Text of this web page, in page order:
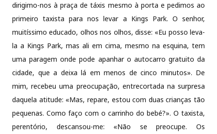
dirigimo-nos à praça de táxis mesmo à porta e pedimos ao
primeiro taxista para nos levar a Kings Park. O senhor,
muitíssimo educado, olhos nos olhos, disse: «Eu posso leva-
la a Kings Park, mas ali em cima, mesmo na esquina, tem
uma paragem onde pode apanhar o autocarro gratuito da
cidade, que a deixa lá em menos de cinco minutos». De
mim, recebeu uma preocupação, entrecortada na surpresa
daquela atitude: «Mas, repare, estou com duas crianças tão
pequenas. Como faço com o carrinho do bebé?». O taxista,
perentório, descansou-me: «Não se preocupe. Os